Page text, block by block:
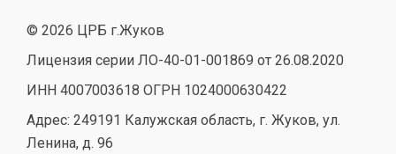
© 2026 ЦРБ г.Жуков
Лицензия серии ЛО-40-01-001869 от 26.08.2020
ИНН 4007003618 ОГРН 1024000630422
Адрес: 249191 Калужская область, г. Жуков, ул.
Ленина, д. 96